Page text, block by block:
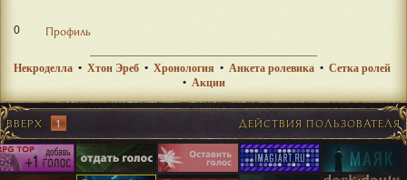
0 Профиль
Некроделла • Хтон Эреб • Хронология • Анкета ролевика • Сетка ролей
• Акции
ВВЕРХ 1 ДЕЙСТВИЯ ПОЛЬЗОВАТЕЛЯ